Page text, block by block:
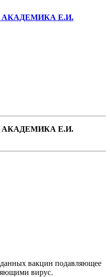
Е.И.
Е.И.
вакцин подавляющее
вирус.